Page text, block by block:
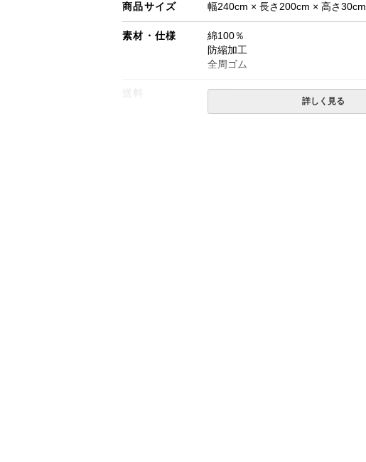
商品サイズ 幅240cm × 長さ200cm × 高さ30cm
素材・仕様
綿100％
防縮加工
全周ゴム
無料
詳しく見る